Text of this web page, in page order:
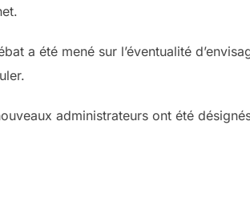
a été mené sur l’éventualité
administrateurs ont été